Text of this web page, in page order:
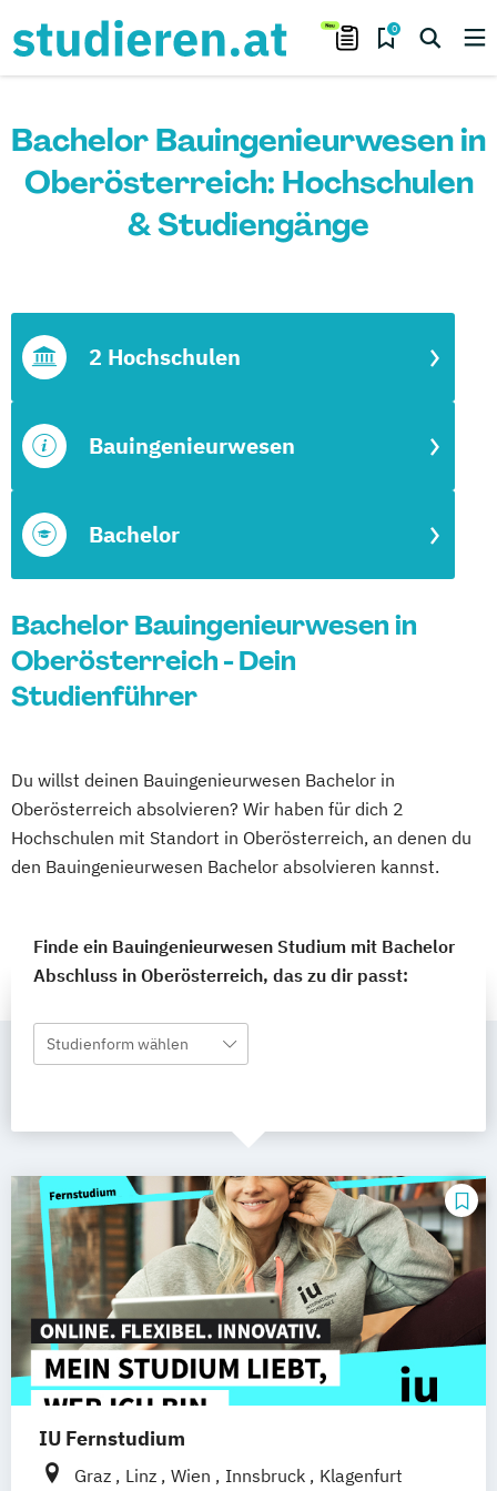
0
Bachelor Bauingenieurwesen in
Oberösterreich: Hochschulen
& Studiengänge
Bachelor
Bauingenieurwesen
2 Hochschulen
Bachelor Bauingenieurwesen in
Oberösterreich - Dein
Studienführer
Du willst deinen Bauingenieurwesen Bachelor in
Oberösterreich absolvieren? Wir haben für dich 2
Hochschulen mit Standort in Oberösterreich, an denen du
den Bauingenieurwesen Bachelor absolvieren kannst.
Finde ein Bauingenieurwesen Studium mit Bachelor
Abschluss in Oberösterreich, das zu dir passt:
Studienform wählen
IU Fernstudium
Graz Linz Wien Innsbruck
Klagenfurt